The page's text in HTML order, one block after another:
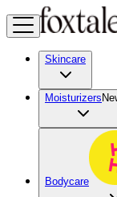
Skincare
Moisturizers
Bodycare